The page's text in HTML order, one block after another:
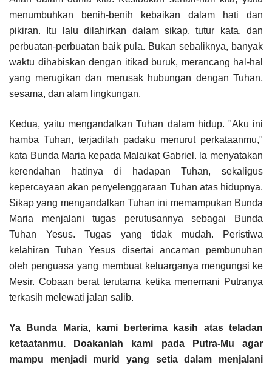
menumbuhkan benih-benih kebaikan dalam hati dan
pikiran. Itu lalu dilahirkan dalam sikap, tutur kata, dan
perbuatan-perbuatan baik pula. Bukan sebaliknya, banyak
waktu dihabiskan dengan itikad buruk, merancang hal-hal
yang merugikan dan merusak hubungan dengan Tuhan,
sesama, dan alam lingkungan.
Kedua, yaitu mengandalkan Tuhan dalam hidup. "Aku ini
hamba Tuhan, terjadilah padaku menurut perkataanmu,"
kata Bunda Maria kepada Malaikat Gabriel. la menyatakan
kerendahan hatinya di hadapan Tuhan, sekaligus
kepercayaan akan penyelenggaraan Tuhan atas hidupnya.
Sikap yang mengandalkan Tuhan ini memampukan Bunda
Maria menjalani tugas perutusannya sebagai Bunda
Tuhan Yesus. Tugas yang tidak mudah. Peristiwa
kelahiran Tuhan Yesus disertai ancaman pembunuhan
oleh penguasa yang membuat keluarganya mengungsi ke
Mesir. Cobaan berat terutama ketika menemani Putranya
terkasih melewati jalan salib.
Ya Bunda Maria, kami berterima kasih atas teladan
ketaatanmu. Doakanlah kami pada Putra-Mu agar
mampu menjadi murid yang setia dalam menjalani